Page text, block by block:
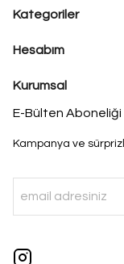
Kategoriler
Hesabım
Kurumsal
E-Bülten Aboneliği
Kampanya ve